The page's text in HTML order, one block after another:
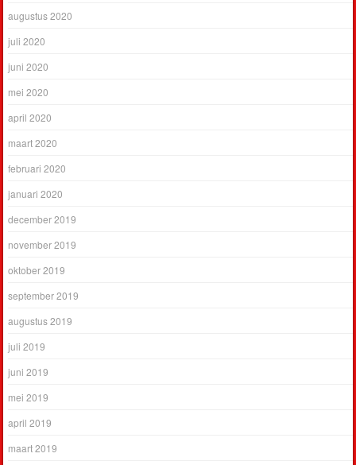
augustus 2020
juli 2020
juni 2020
mei 2020
april 2020
maart 2020
februari 2020
januari 2020
december 2019
november 2019
oktober 2019
september 2019
augustus 2019
juli 2019
juni 2019
mei 2019
april 2019
maart 2019